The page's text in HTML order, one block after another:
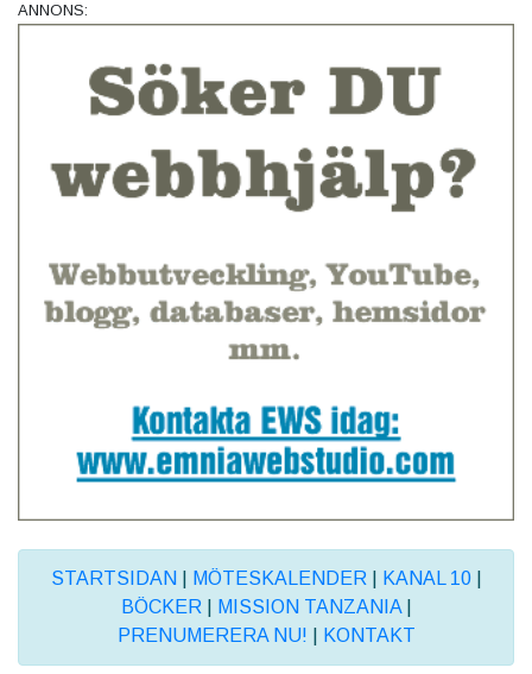
ANNONS:
STARTSIDAN MÖTESKALENDER KANAL 10|
BÖCKER
MISSION TANZANIA|
PRENUMERERA NU!
KONTAKT